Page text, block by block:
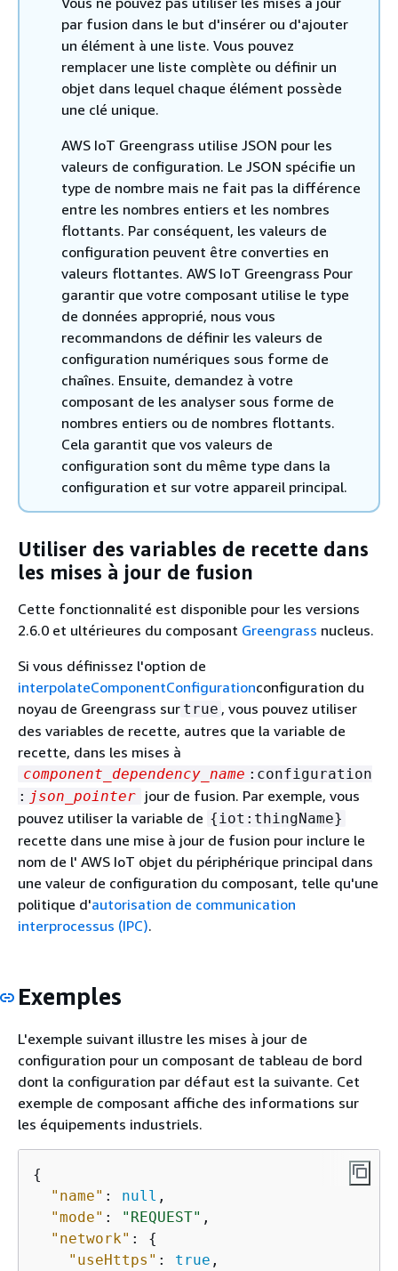
par fusion dans le but d'insérer ou d'ajouter
un élément à une liste. Vous pouvez
remplacer une liste complète ou définir un
objet dans lequel chaque élément possède
une clé unique.
AWS IoT Greengrass utilise JSON pour les
valeurs de configuration. Le JSON spécifie un
type de nombre mais ne fait pas la différence
entre les nombres entiers et les nombres
flottants. Par conséquent, les valeurs de
configuration peuvent être converties en
valeurs flottantes. AWS IoT Greengrass Pour
garantir que votre composant utilise le type
de données approprié, nous vous
recommandons de définir les valeurs de
configuration numériques sous forme de
chaînes. Ensuite, demandez à votre
composant de les analyser sous forme de
nombres entiers ou de nombres flottants.
Cela garantit que vos valeurs de
configuration sont du même type dans la
configuration et sur votre appareil principal.
Utiliser des variables de recette dans
les mises à jour de fusion
Cette fonctionnalité est disponible pour les versions
2.6.0 et ultérieures du composant Greengrass nucleus.
Si vous définissez l'option de
interpolateComponentConfigurationconfiguration du
noyau de Greengrass sur true , vous pouvez utiliser
des variables de recette, autres que la variable de
recette, dans les mises à
component_dependency_name :configuration
: json_pointer jour de fusion. Par exemple, vous
pouvez utiliser la variable de {iot:thingName}
recette dans une mise à jour de fusion pour inclure le
nom de l' AWS IoT objet du périphérique principal dans
une valeur de configuration du composant, telle qu'une
politique d'autorisation de communication
interprocessus (IPC).
Exemples
L'exemple suivant illustre les mises à jour de
configuration pour un composant de tableau de bord
dont la configuration par défaut est la suivante. Cet
exemple de composant affiche des informations sur
les équipements industriels.
{
"name" : null ,
"mode" : "REQUEST" ,
"network" : {
"useHttps" : true ,